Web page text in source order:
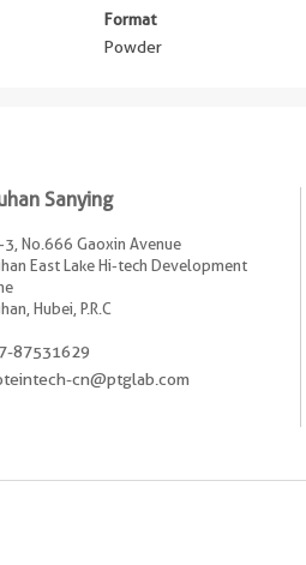
Format
Powder
Sanying
3, No.666 Gaoxin Avenue
East Lake Hi-tech Development
Hubei, P.R.C
87531629
cn@ptglab.com